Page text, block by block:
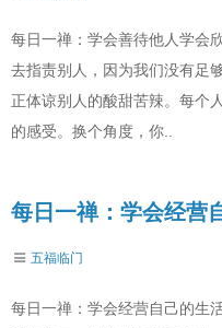
每日一禅：学会善待他人学会
去指责别人，因为我们没有足
正体谅别人的酸甜苦辣。每个
的感受。换个角度，你..
每日一禅：学会经营
五福临门
每日一禅：学会经营自己的生